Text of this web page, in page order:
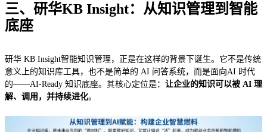
三、研华KB Insight：从知识管理到智能
底座
研华 KB Insight智能知识管理，正是在这样的背景下诞生。它不是传统
意义上的知识库工具，也不是简单的 AI 问答系统，而是面向AI 时代
的——AI-Ready 知识底座。其核心定位是： 让企业的知识可以被 AI 理
解、调用，并持续进化。